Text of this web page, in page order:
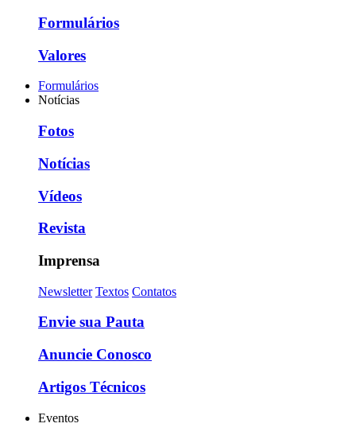
Formulários
Valores
Formulários
Notícias
Fotos
Notícias
Vídeos
Revista
Imprensa
Newsletter Textos Contatos
Envie sua Pauta
Anuncie Conosco
Artigos Técnicos
Eventos